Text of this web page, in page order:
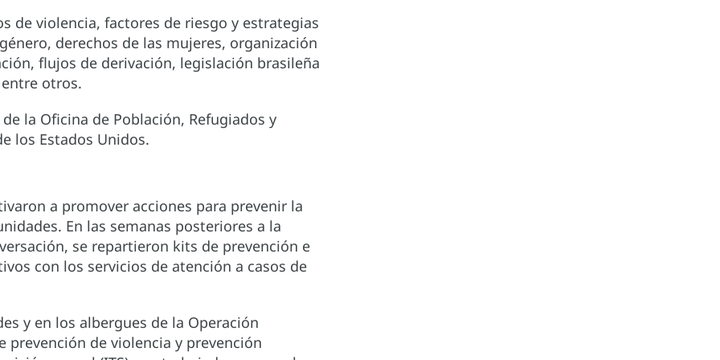
de violencia, factores de riesgo y estrategias
derechos de las mujeres, organización
flujos de derivación, legislación brasileña
otros.
la Oficina de Población, Refugiados y
los Estados Unidos.
a promover acciones para prevenir la
En las semanas posteriores a la
se repartieron kits de prevención e
con los servicios de atención a casos de
y en los albergues de la Operación
de violencia y prevención